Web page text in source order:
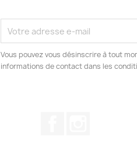
Vous pouvez vous désinscrire à tout
informations de contact dans les